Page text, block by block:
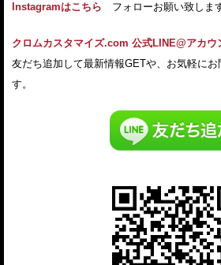
Instagramはこちら フォローお願い致しま
クロムカスタマイズ.com 公式LINE@アカウ
友だち追加して最新情報GETや、お気軽にお
す。